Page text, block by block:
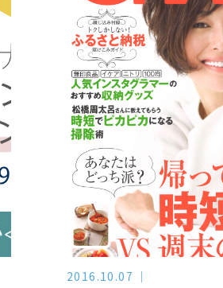
2016.10.07